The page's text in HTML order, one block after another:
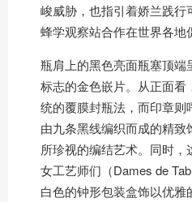
峻威胁，也指引着娇兰践行
蜂学观察站合作在世界各地
瓶肩上的黑色亮面瓶塞顶端
标志的金色嵌片。从正面
统的覆膜封瓶法，而印章则
由九条黑线编织而成的精
所珍视的编结艺术。同时
女工艺师们（Dames de
白色的钟形包装盒饰以优